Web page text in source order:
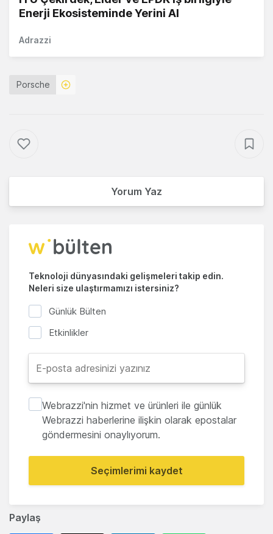
Paylaş
Enerji Ekosisteminde Yerini Al
Adrazzi
Porsche
Yorum Yaz
Teknoloji dünyasındaki gelişmeleri takip edin.
Neleri size ulaştırmamızı istersiniz?
Günlük Bülten
Etkinlikler
Webrazzi'nin hizmet ve ürünleri ile günlük
Webrazzi haberlerine ilişkin olarak epostalar
göndermesini onaylıyorum.
Seçimlerimi kaydet